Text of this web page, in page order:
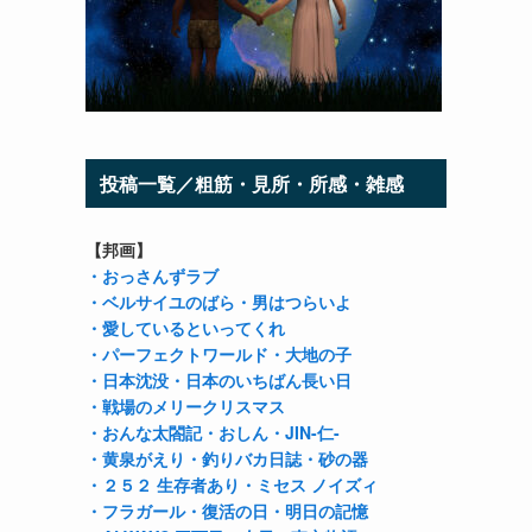
投稿一覧／粗筋・見所・所感・雑感
【邦画】
・おっさんずラブ
・ベルサイユのばら ・男はつらいよ
・愛しているといってくれ
・パーフェクトワールド ・大地の子
・日本沈没 ・日本のいちばん長い日
・戦場のメリークリスマス
・おんな太閤記・おしん ・JIN-仁-
・黄泉がえり ・釣りバカ日誌 ・砂の器
・２５２ 生存者あり ・ミセス ノイズィ
・フラガール・復活の日 ・明日の記憶